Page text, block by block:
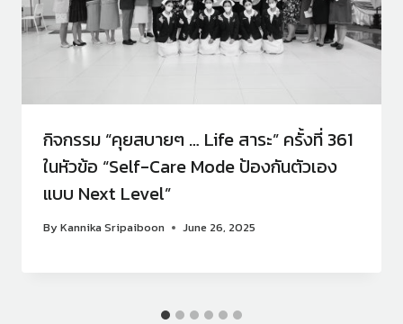
กิจกรรม “คุยสบายๆ … Life สาระ” ครั้งที่ 361
ในหัวข้อ “Self-Care Mode ป้องกันตัวเอง
แบบ Next Level”
ByKannika Sripaiboon June 26, 2025